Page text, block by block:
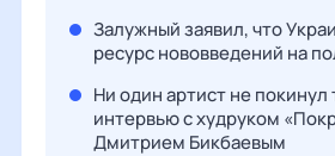
Залужный заявил, что
ресурс нововведений на
Ни один артист не покинул
интервью с худруком
Дмитрием Бикбаевым